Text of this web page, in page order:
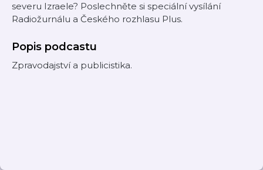
severu Izraele? Poslechněte si speciální vysílání
Radiožurnálu a Českého rozhlasu Plus.
Popis podcastu
Zpravodajství a publicistika.